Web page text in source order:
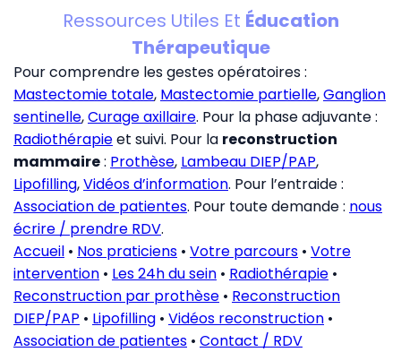
Ressources Utiles Et Éducation
Thérapeutique
Pour comprendre les gestes opératoires :
Mastectomie totale, Mastectomie partielle,Ganglion
sentinelle,Curage axillaire. Pour la phase adjuvante :
Radiothérapieet suivi. Pour la reconstruction
mammaire: Prothèse, Lambeau DIEP/PAP,
Lipofilling,Vidéos d’information. Pour l’entraide :
Association de patientes. Pour toute demande : nous
écrire / prendre RDV.
Accueil • Nos praticiens • Votre parcours • Votre
intervention • Les 24h du sein • Radiothérapie •
Reconstruction par prothèse • Reconstruction
DIEP/PAP • Lipofilling • Vidéos reconstruction •
Association de patientes • Contact / RDV